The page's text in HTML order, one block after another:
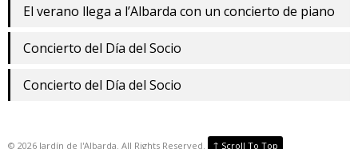
El verano llega a l’Albarda con un concierto de piano
Concierto del Día del Socio
Concierto del Día del Socio
© 2026 Jardín de l'Albarda. All Rights Reserved. ↑ Scroll To Top